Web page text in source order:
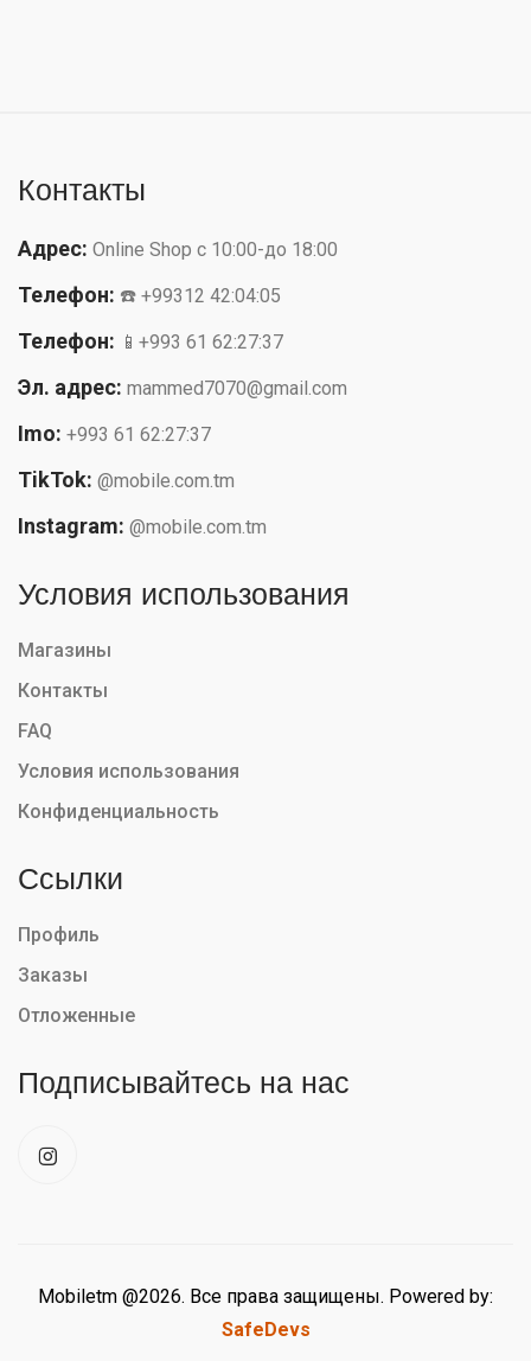
Контакты
Адрес: Online Shop с 10:00-до 18:00
Телефон: ☎️ +99312 42:04:05
Телефон: 📱+993 61 62:27:37
Эл. адрес: mammed7070@gmail.com
Imo: +993 61 62:27:37
TikTok: @mobile.com.tm
Instagram: @mobile.com.tm
Условия использования
Магазины
Контакты
FAQ
Условия использования
Конфиденциальность
Ссылки
Профиль
Заказы
Отложенные
Подписывайтесь на нас
Mobiletm @2026. Все права защищены. Powered by:
SafeDevs